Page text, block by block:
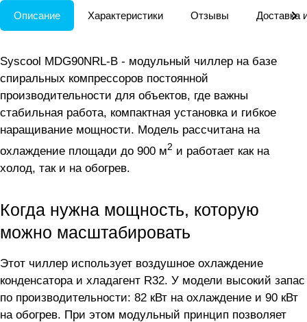
Описание Характеристики Отзывы Доставка
Syscool MDG90NRL-B - модульный чиллер на базе
спиральных компрессоров постоянной
производительности для объектов, где важны
стабильная работа, компактная установка и гибкое
наращивание мощности. Модель рассчитана на
охлаждение площади до 900 м2 и работает как на
холод, так и на обогрев.
Когда нужна мощность, которую
можно масштабировать
Этот чиллер использует воздушное охлаждение
конденсатора и хладагент R32. У модели высокий запас
по производительности: 82 кВт на охлаждение и 90 кВт
на обогрев. При этом модульный принцип позволяет